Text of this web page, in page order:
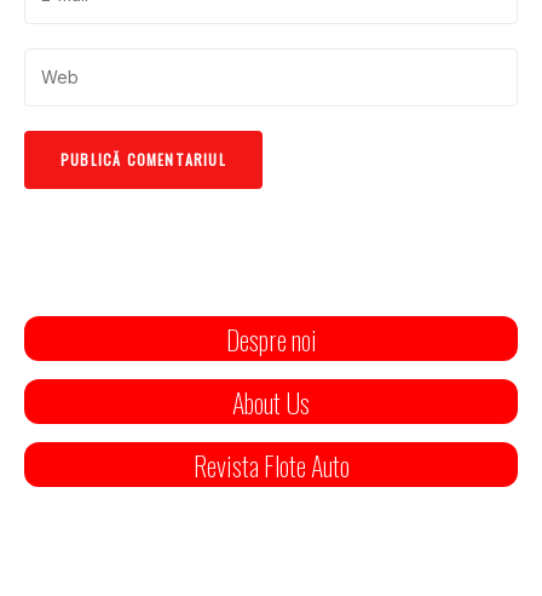
Despre noi
About Us
Revista Flote Auto